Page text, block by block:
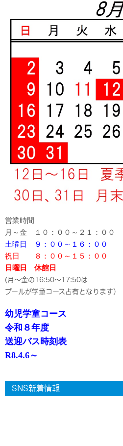
営業時間
月～金 １０：００～２１：００
土曜日 ９：００～１６：００
祝日 ８：００～１５：００
日曜日 休館日
(月～金の16:50～17:50は
プールが学童コース占有となります）
幼児学童コース
令和８年度
送迎バス時刻表
R8.4.6～
SNS新着情報